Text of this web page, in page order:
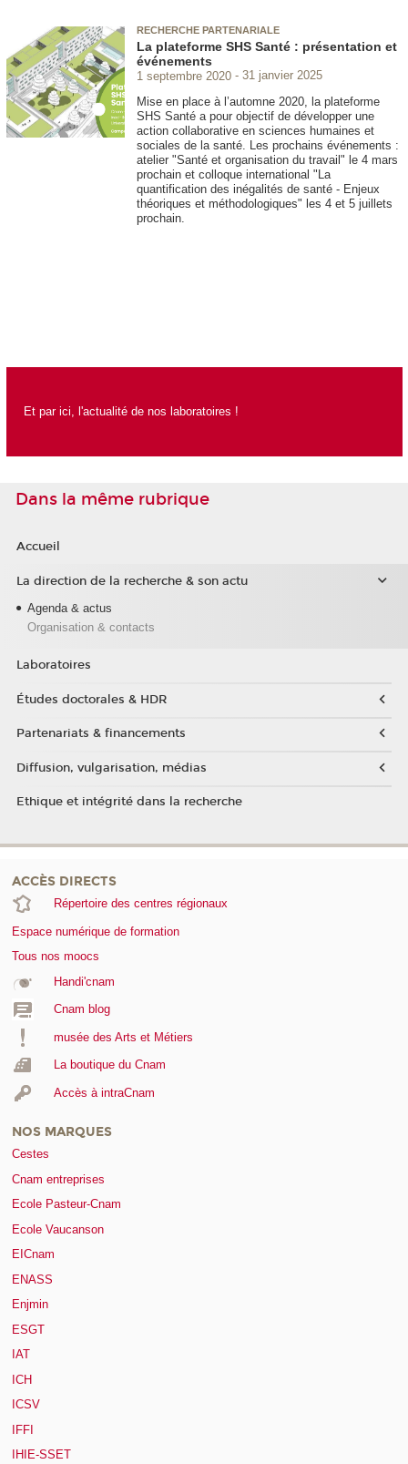
RECHERCHE PARTENARIALE
La plateforme SHS Santé : présentation et
événements
1 septembre 2020
31 janvier 2025
Mise en place à l’automne 2020, la plateforme
SHS Santé a pour objectif de développer une
action collaborative en sciences humaines et
sociales de la santé. Les prochains événements :
atelier "Santé et organisation du travail" le 4 mars
prochain et colloque international "La
quantification des inégalités de santé - Enjeux
théoriques et méthodologiques" les 4 et 5 juillets
prochain.
Et par ici, l'actualité de nos laboratoires !
Dans la même rubrique
Accueil
La direction de la recherche & son actu
Agenda & actus
Organisation & contacts
Laboratoires
Études doctorales & HDR
Partenariats & financements
Diffusion, vulgarisation, médias
Ethique et intégrité dans la recherche
ACCÈS DIRECTS
Répertoire des centres régionaux
Espace numérique de formation
Tous nos moocs
Handi'cnam
Cnam blog
musée des Arts et Métiers
La boutique du Cnam
Accès à intraCnam
NOS MARQUES
Cestes
Cnam entreprises
Ecole Pasteur-Cnam
Ecole Vaucanson
EICnam
ENASS
Enjmin
ESGT
IAT
ICH
ICSV
IFFI
IHIE-SSET